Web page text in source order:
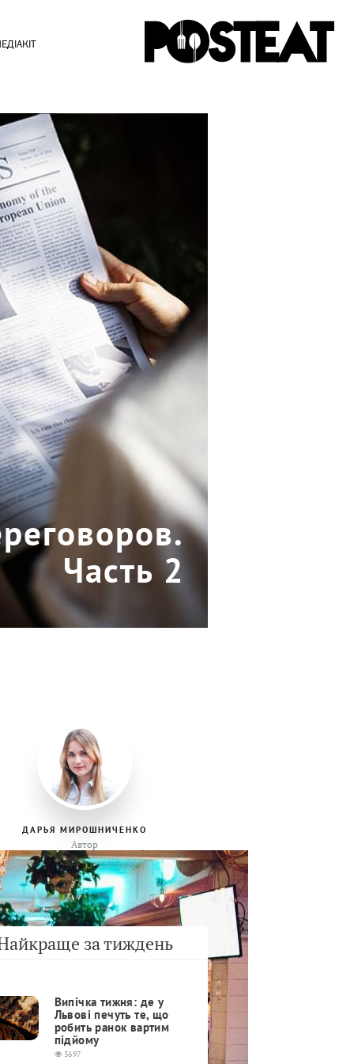
Часть 2
ДАРЬЯ МИРОШНИЧЕНКО
Автор
за тиждень
Випічка тижня: де у
Львові печуть те, що
робить ранок вартим
підйому
3697